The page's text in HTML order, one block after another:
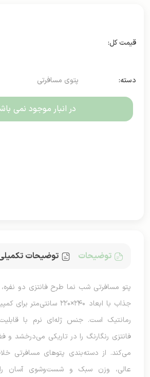
دسته: پتوی مسافرتی
در انبار موجود نمی
توضیحات توضیحات
پتو مسافرتی شب نما طرح فانتزی دو
جذاب با ابعاد ۲۴۰×۲۲۰
رمانتیک است. جنس ژله‌ای نرم با
فانتزی رنگارنگ را در تاریکی می‌درخشد و
می‌کند. از دسته‌بندی پتوهای مسافرتی
عالی، وزن سبک و شست‌وشوی آسان را